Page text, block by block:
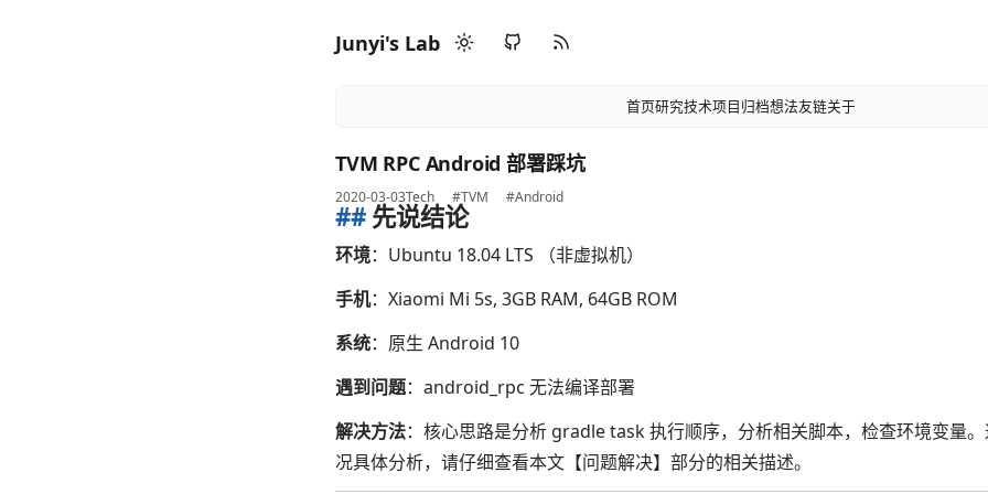
Junyi's Lab
首页研究技术项目归档想法友链关于
TVM RPC Android 部署踩坑
2020-03-03Tech #TVM #Android
##先说结论
环境：Ubuntu 18.04 LTS （非虚拟机）
手机：Xiaomi Mi 5s, 3GB RAM, 64GB ROM
系统：原生 Android 10
遇到问题：android_rpc 无法编译部署
解决方法：核心思路是分析 gradle task 执行顺序，分析相关脚本，检查环境变量
况具体分析，请仔细查看本文【问题解决】部分的相关描述。